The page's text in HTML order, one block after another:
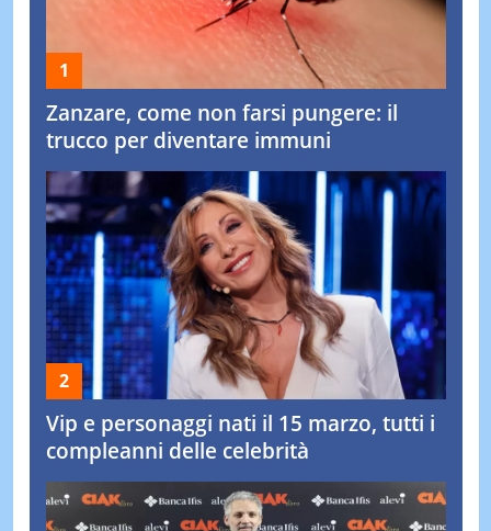
Zanzare, come non farsi pungere: il
trucco per diventare immuni
Vip e personaggi nati il 15 marzo, tutti i
compleanni delle celebrità